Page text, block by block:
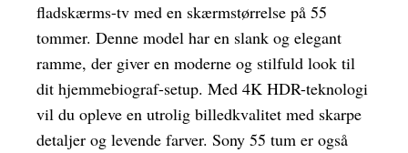
fladskærms-tv med en skærmstørrelse på 55
tommer. Denne model har en slank og elegant
ramme, der giver en moderne og stilfuld look til
dit hjemmebiograf-setup. Med 4K HDR-teknologi
vil du opleve en utrolig billedkvalitet med skarpe
detaljer og levende farver. Sony 55 tum er også